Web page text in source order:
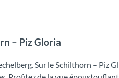
– Piz Gloria
Sur le Schilthorn – Piz